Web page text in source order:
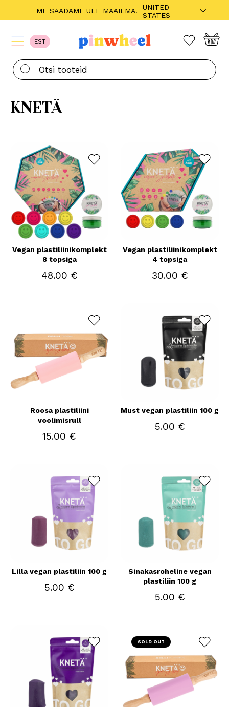
EST
KNETÄ
Vegan plastiliinikomplekt
8 topsiga
48.00 €
Vegan plastiliinikomplekt
4 topsiga
30.00 €
Roosa plastiliini
voolimisrull
15.00 €
Must vegan plastiliin 100 g
5.00 €
Lilla vegan plastiliin 100 g
5.00 €
Sinakasroheline vegan
plastiliin 100 g
5.00 €
SOLD OUT
ME SAADAME ÜLE MAAILMA!
UNITED
STATES